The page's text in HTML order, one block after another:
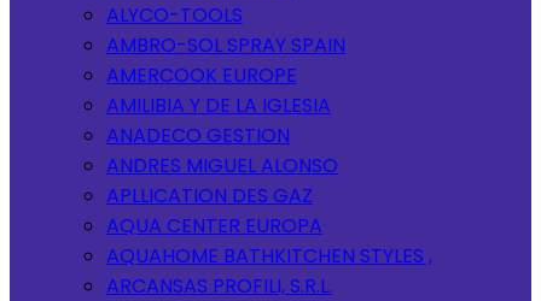
ALYCO-TOOLS
AMBRO-SOL SPRAY SPAIN
AMERCOOK EUROPE
AMILIBIA Y DE LA IGLESIA
ANADECO GESTION
ANDRES MIGUEL ALONSO
APLLICATION DES GAZ
AQUA CENTER EUROPA
AQUAHOME BATHKITCHEN STYLES ,
ARCANSAS PROFILI, S.R.L.